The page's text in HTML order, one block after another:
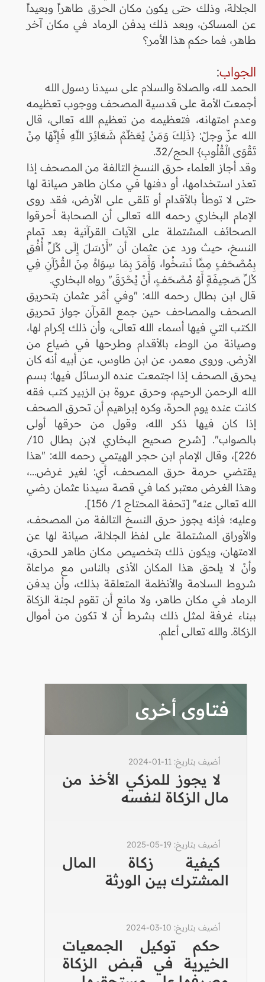
الجلالة، وذلك حتى يكون مكان الحرق طاهراً وبعيداً
عن المساكن، وبعد ذلك يدفن الرماد في مكان آخر
طاهر، فما حكم هذا الأمر؟
الجواب:
الحمد لله، والصلاة والسلام على سيدنا رسول الله
أجمعت الأمة على قدسية المصحف ووجوب تعظيمه
وعدم امتهانه، فتعظيمه من تعظيم الله تعالى، قال
الله عزّ وجلّ: {ذَلِكَ وَمَنْ يُعَظِّمْ شَعَائِرَ اللَّهِ فَإِنَّهَا مِنْ
تَقْوَى الْقُلُوبِ} الحج/32.
وقد أجاز العلماء حرق النسخ التالفة من المصحف إذا
تعذر استخدامها، أو دفنها في مكان طاهر صيانة لها
حتى لا توطأ بالأقدام أو تلقى على الأرض، فقد روى
الإمام البخاري رحمه الله تعالى أن الصحابة أحرقوا
الصحائف المشتملة على الآيات القرآنية بعد تمام
النسخ، حيث ورد عن عثمان أن "أَرْسَلَ إِلَى كُلِّ أُفُقٍ
بِمُصْحَفٍ مِمَّا نَسَخُوا، وَأَمَرَ بِمَا سِوَاهُ مِنَ القُرْآنِ فِي
كُلِّ صَحِيفَةٍ أَوْ مُصْحَفٍ، أَنْ يُحْرَقَ" رواه البخاري.
قال ابن بطال رحمه الله: "وفي أمْر عثمان بتحريق
الصحف والمصاحف حين جمع القرآن جواز تحريق
الكتب التي فيها أسماء الله تعالى، وأن ذلك إكرام لها،
وصيانة من الوطء بالأقدام وطرحها في ضياع من
الأرض. وروى معمر، عن ابن طاوس، عن أبيه أنه كان
يحرق الصحف إذا اجتمعت عنده الرسائل فيها: بسم
الله الرحمن الرحيم، وحرق عروة بن الزبير كتب فقه
كانت عنده يوم الحرة، وكره إبراهيم أن تحرق الصحف
إذا كان فيها ذكر الله، وقول من حرقها أولى
بالصواب". [شرح صحيح البخاري لابن بطال 10/
226]، وقال الإمام ابن حجر الهيتمي رحمه الله: "هذا
يقتضي حرمة حرق المصحف، أي: لغير غرض...،
وهذا الغرض معتبر كما في قصة سيدنا عثمان رضي
الله تعالى عنه" [تحفة المحتاج 1/ 156].
وعليه؛ فإنه يجوز حرق النسخ التالفة من المصحف،
والأوراق المشتملة على لفظ الجلالة، صيانة لها عن
الامتهان، ويكون ذلك بتخصيص مكان طاهر للحرق،
وأنْ لا يلحق هذا المكان الأذى بالناس مع مراعاة
شروط السلامة والأنظمة المتعلقة بذلك، وأن يدفن
الرماد في مكان طاهر، ولا مانع أن تقوم لجنة الزكاة
ببناء غرفة لمثل ذلك بشرط أن لا تكون من أموال
الزكاة. والله تعالى أعلم.
فتاوى أخرى
أضيف بتاريخ: 11-01-2024
لا يجوز للمزكي الأخذ من
مال الزكاة لنفسه
أضيف بتاريخ: 19-05-2025
كيفية زكاة المال
المشترك بين الورثة
أضيف بتاريخ: 10-03-2024
حكم توكيل الجمعيات
الخيرية في قبض الزكاة